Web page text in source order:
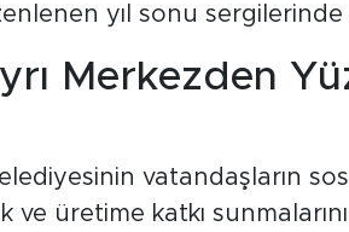
yıl sonu
Merkezden
vatandaşların
ve üretime katkı